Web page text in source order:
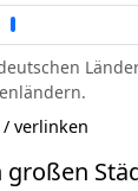
verlinken
großen